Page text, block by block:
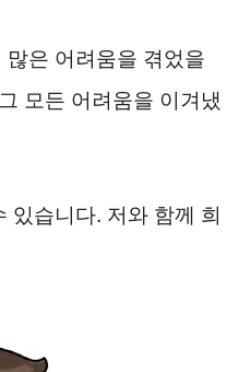
은 어려움을 겪었을
모든 어려움을 이겨냈
있습니다. 저와 함께 희